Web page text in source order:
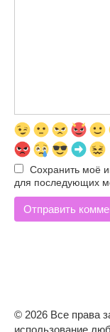
Сохранить моё
для последующих
© 2026 Все права
использование